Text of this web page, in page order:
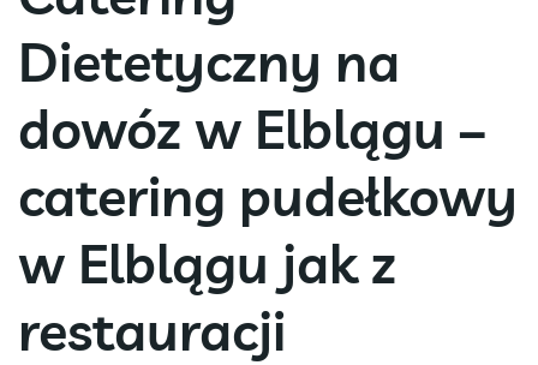
Dietetyczny na
dowóz w Elblągu –
catering pudełkowy
w Elblągu jak z
restauracji